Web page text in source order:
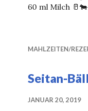
60 ml Milch
MAHLZEITEN/
Seitan-
JANUAR 20, 2019